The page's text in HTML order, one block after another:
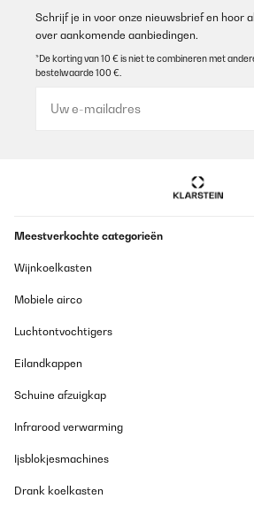
Es ist eine super Maschine, leise und sehr
Bedienungs- bzw. Einbauanleitung ist
Gerät angeworfen ... und er ist
die Küche, um zu schauen, ob er
aber so. Das Ergebnis stellt mich
gewünscht und der Wunsch wurde erfüllt.
Vertaal
Schrijf je in voor onze nieuwsbrief en hoor
over aankomende aanbiedingen.
*De korting van 10 € is niet te combineren met
bestelwaarde 100 €.
Meestverkochte categorieën
Wijnkoelkasten
Mobiele airco
Luchtontvochtigers
Eilandkappen
Schuine afzuigkap
Infrarood verwarming
Ijsblokjesmachines
Drank koelkasten